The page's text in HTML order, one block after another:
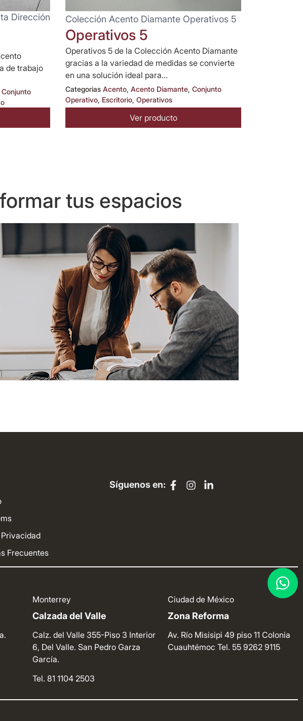
Dirección
de trabajo
Conjunto
Colección Acento Diamante Operativos 5
Operativos 5
Operativos 5 de la Colección Acento Diamante
gracias a la variedad de medidas se convierte
en una solución ideal para...
Categorias Acento,Acento Diamante,Conjunto
Operativo, Escritorio,Operativos
Ver producto
tus espacios
Frecuentes
Síguenos en:
Monterrey
Calzada del Valle
Calz. del Valle 355-Piso 3 Interior
6, Del Valle. San Pedro Garza
García.
Tel. 81 1104 2503
Ciudad de México
Zona Reforma
Av. Río Misisipi 49 piso 11 Colonia
CuauhtémocTel. 55 9262 9115